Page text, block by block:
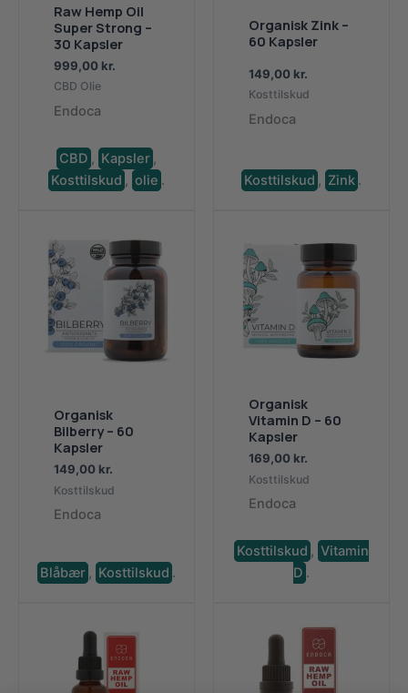
Raw Hemp Oil
Super Strong –
30 Kapsler
999,00 kr.
CBD Olie
Endoca
CBD , Kapsler ,
Kosttilskud , olie .
Organisk Zink –
60 Kapsler
149,00 kr.
Kosttilskud
Endoca
Kosttilskud , Zink .
Organisk
Bilberry – 60
Kapsler
149,00 kr.
Kosttilskud
Endoca
Blåbær , Kosttilskud .
Organisk
Vitamin D – 60
Kapsler
169,00 kr.
Kosttilskud
Endoca
Kosttilskud , Vitamin
D .